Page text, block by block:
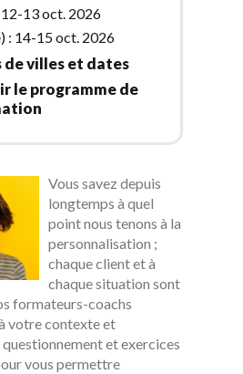
13 oct. 2026
: 14-15 oct. 2026
de villes et dates
le programme de
Vous savez depuis
longtemps à quel
point nous tenons à la
personnalisation ;
chaque client et à
chaque situation sont
formateurs-coachs
votre contexte et
et exercices
vous permettre